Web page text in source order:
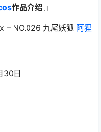
作品介绍 』
– NO.026 九尾妖狐 阿狸
30日